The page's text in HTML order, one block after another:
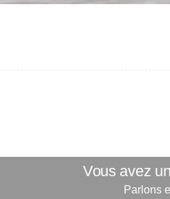
Vous avez
Parlons